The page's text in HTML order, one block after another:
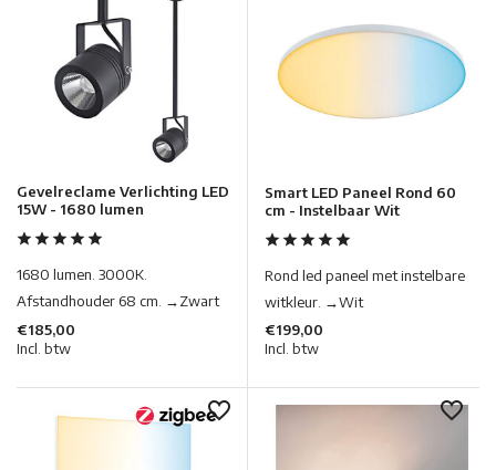
Gevelreclame Verlichting LED
15W - 1680 lumen
1680 lumen. 3000K.
Afstandhouder 68 cm. →Zwart
€185,00
Incl. btw
Smart LED Paneel Rond 60
cm - Instelbaar Wit
Rond led paneel met instelbare
witkleur. →Wit
€199,00
Incl. btw